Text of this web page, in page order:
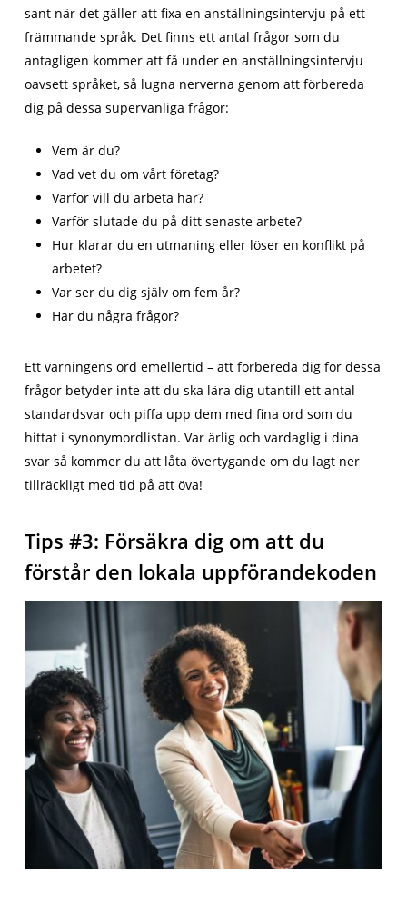
sant när det gäller att fixa en anställningsintervju på ett
främmande språk. Det finns ett antal frågor som du
antagligen kommer att få under en anställningsintervju
oavsett språket, så lugna nerverna genom att förbereda
dig på dessa supervanliga frågor:
Vem är du?
Vad vet du om vårt företag?
Varför vill du arbeta här?
Varför slutade du på ditt senaste arbete?
Hur klarar du en utmaning eller löser en konflikt på
arbetet?
Var ser du dig själv om fem år?
Har du några frågor?
Ett varningens ord emellertid – att förbereda dig för dessa
frågor betyder inte att du ska lära dig utantill ett antal
standardsvar och piffa upp dem med fina ord som du
hittat i synonymordlistan. Var ärlig och vardaglig i dina
svar så kommer du att låta övertygande om du lagt ner
tillräckligt med tid på att öva!
Tips #3: Försäkra dig om att du
förstår den lokala uppförandekoden